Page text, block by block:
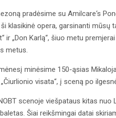
pradėsime su Amilcare‘s
klasikinė opera, garsinanti mūsų
ir „Don Karlą“, šiuo metu
metus.
minėsime 150-ąsias
visata“, į sceną po
scenoje viešpataus kitas
Šiai reikšmingai datai